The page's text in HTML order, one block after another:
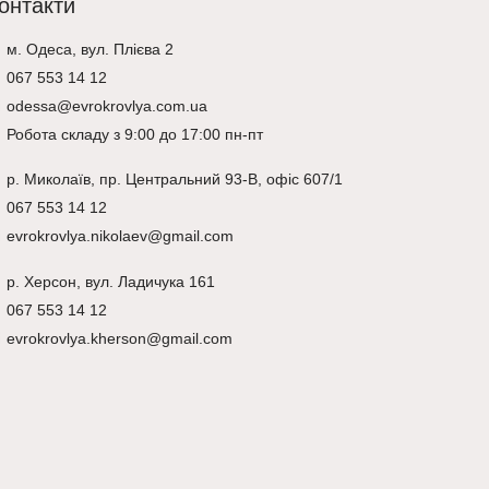
м. Одеса, вул. Плієва 2
067 553 14 12
odessa@evrokrovlya.com.ua
Робота складу з 9:00 до 17:00 пн-пт
р. Миколаїв , пр. Центральний 93-В, офіс 607/1
067 553 14 12
evrokrovlya.nikolaev@gmail.com
р. Херсон , вул. Ладичука 161
067 553 14 12
evrokrovlya.kherson@gmail.com